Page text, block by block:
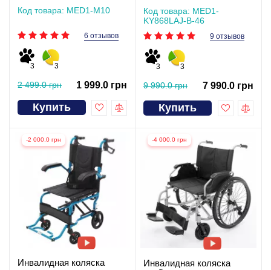
Код товара: MED1-M10
6 отзывов
3 3
2 499.0 грн 1 999.0 грн
Купить
Код товара: MED1-
KY868LAJ-B-46
9 отзывов
3 3
9 990.0 грн 7 990.0 грн
Купить
-2 000.0 грн
Инвалидная коляска
-4 000.0 грн
Инвалидная коляска